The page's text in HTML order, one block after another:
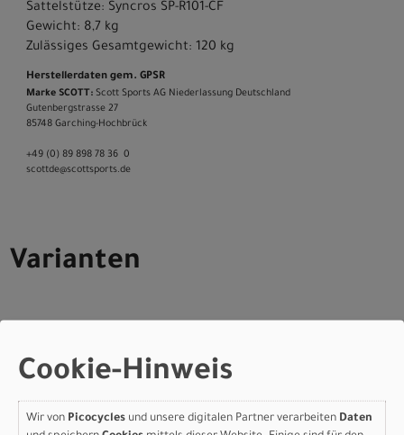
Sattelstütze: Syncros SP-R101-CF
Gewicht: 8,7 kg
Zulässiges Gesamtgewicht: 120 kg
Herstellerdaten gem. GPSR
Marke SCOTT: Scott Sports AG Niederlassung Deutschland
Gutenbergstrasse 27
85748 Garching-­Hochbrück
+49 (0) 89 898 78 36 ­ 0
scott­de@scott­sports.de
Varianten
Scott Addict Gravel 15 -
carbon black - L
Modelljahr 2026
Cookie-Hinweis
Wir von Picocycles und unsere digitalen Partner verarbeiten Daten